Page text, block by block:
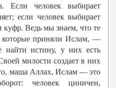
Если человек выбирает
если человек выбирает
куфр. Ведь мы знаем, что те
которые приняли Ислам, —
найти истину, у них есть
милости создает в них
маша Аллах, Ислам — это
человек циничен,